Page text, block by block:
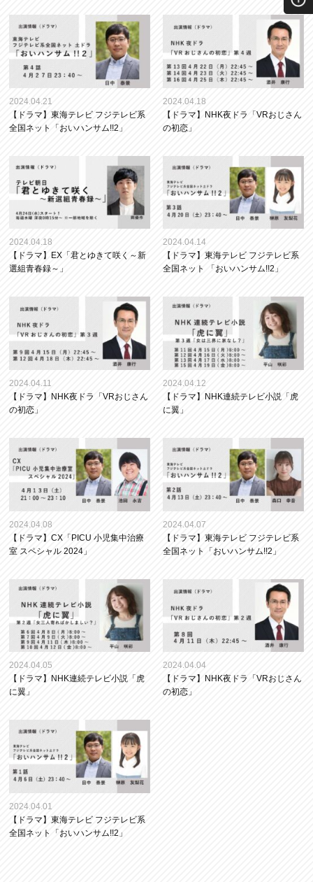
2024.04.21
【ドラマ】東海テレビ フジテレビ系
全国ネット「おいハンサム!!2」
2024.04.18
【ドラマ】NHK夜ドラ「VRおじさん
の初恋」
2024.04.18
【ドラマ】EX「君とゆきて咲く～新
選組青春録～」
2024.04.14
【ドラマ】東海テレビ フジテレビ系
全国ネット 「おいハンサム!!2」
2024.04.11
【ドラマ】NHK夜ドラ「VRおじさん
の初恋」
2024.04.12
【ドラマ】NHK連続テレビ小説「虎
に翼」
2024.04.08
【ドラマ】CX「PICU 小児集中治療
室 スペシャル 2024」
2024.04.07
【ドラマ】東海テレビ フジテレビ系
全国ネット「おいハンサム!!2」
2024.04.05
【ドラマ】NHK連続テレビ小説「虎
に翼」
2024.04.04
【ドラマ】NHK夜ドラ「VRおじさん
の初恋」
2024.04.01
【ドラマ】東海テレビ フジテレビ系
全国ネット「おいハンサム!!2」